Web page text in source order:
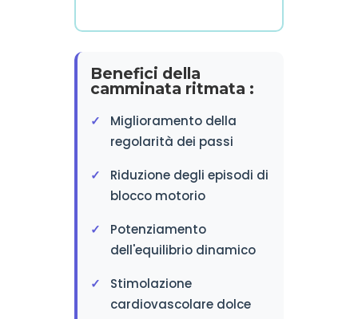
Benefici della
camminata ritmata :
Miglioramento della
regolarità dei passi
Riduzione degli episodi di
blocco motorio
Potenziamento
dell'equilibrio dinamico
Stimolazione
cardiovascolare dolce